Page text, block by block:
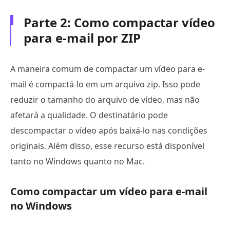
Parte 2: Como compactar vídeo
para e-mail por ZIP
A maneira comum de compactar um vídeo para e-
mail é compactá-lo em um arquivo zip. Isso pode
reduzir o tamanho do arquivo de vídeo, mas não
afetará a qualidade. O destinatário pode
descompactar o vídeo após baixá-lo nas condições
originais. Além disso, esse recurso está disponível
tanto no Windows quanto no Mac.
Como compactar um vídeo para e-mail
no Windows